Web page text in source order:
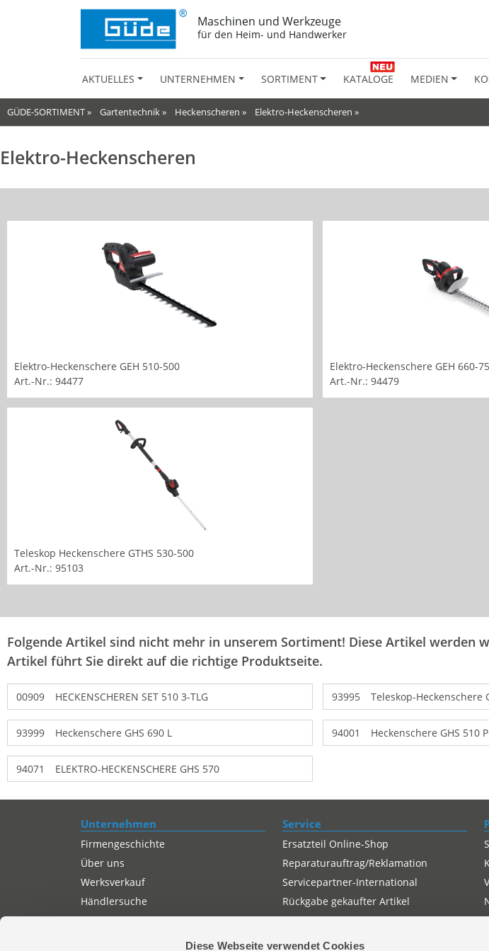
Diese Webseite verwendet Cookies
Maschinen und Werkzeuge
für den Heim- und Handwerker
AKTUELLES UNTERNEHMEN SORTIMENT KATALOGE MEDIEN
GÜDE-SORTIMENT» Gartentechnik» Heckenscheren » Elektro-Heckenscheren »
Elektro-Heckenscheren
Elektro-Heckenschere GEH 510-500
Art.-Nr.: 94477
Elektro-Heckenschere GEH 660-
Art.-Nr.: 94479
Teleskop Heckenschere GTHS 530-500
Art.-Nr.: 95103
Folgende Artikel sind nicht mehr in unserem Sortiment! Diese Artikel
Artikel führt Sie direkt auf die richtige Produktseite.
00909 HECKENSCHEREN SET 510 3-TLG 93995 Teleskop-Heckenschere
93999 Heckenschere GHS 690 L 94001 Heckenschere GHS 510 P
94071 ELEKTRO-HECKENSCHERE GHS 570
Unternehmen
Firmengeschichte
Über uns
Werksverkauf
Händlersuche
Servicepartner-International
Autorisierter Internetpartner
Service
Ersatzteil Online-Shop
Reparaturauftrag/Reklamation
Servicepartner-International
Rückgabe gekaufter Artikel